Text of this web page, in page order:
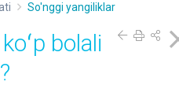
So'nggi yangiliklar
bolali